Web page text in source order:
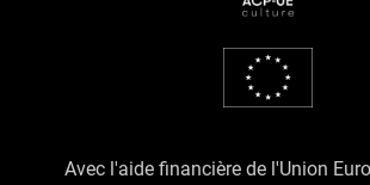
Avec l'aide financière de l'Union